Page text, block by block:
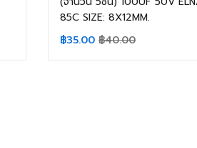
85C SIZE: 8X12MM.
฿35.00 ฿40.00